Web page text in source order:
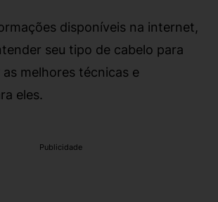
disponíveis na internet,
seu tipo de cabelo para
melhores técnicas e
eles.
Publicidade